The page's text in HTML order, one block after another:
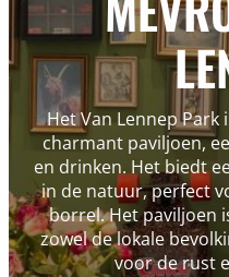
Het Van Lennep
charmant paviljoen,
en drinken. Het biedt
in de natuur, perfect
borrel. Het paviljoen
zowel de lokale
voor de rust